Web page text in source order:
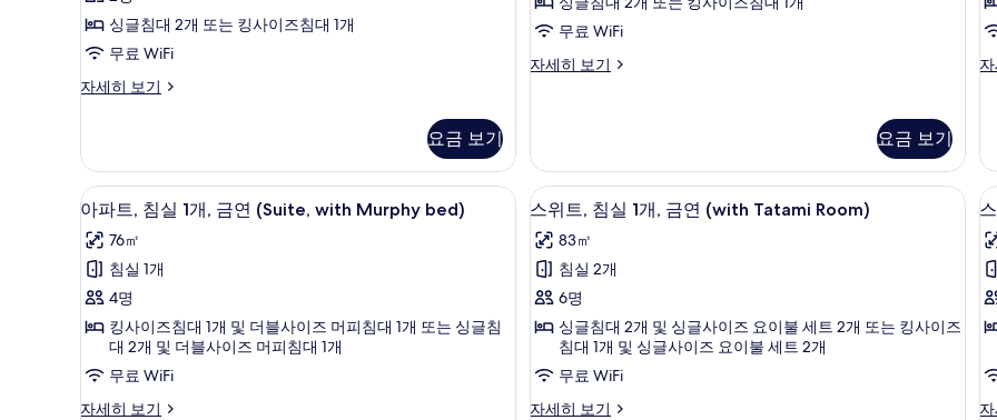
금
연
(Superior
Hotel
Lower
Ground)
사
진
모
두
보
싱글침대 2개 또는 킹사이즈침대 1개
무료 WiFi
자세히 보기
슈
룸,
금
연
(Superior
Hotel
Room,
Lower
Ground)
자
히
보
기
요금 보기
금
(Superior
사
진
모
두
보
기
무료 WiFi
자세히 보기
슈
금
연
(Superior
Hotel
Room)
자
세
히
보
요금 보기
보
스
연
자
세
히
보
기
아
파
트,
침
실
1
개,
금
아파트, 침실 1개, 금연 (Suite, with Murphy bed) | 전용 주방 | 전자레인지, 전기 주전자, 토스터, 조리 도구/접시/
7
아파트, 침실 1개, 금연 (Suite, with Murphy bed)
76㎡
침실 1개
4명
킹사이즈침대 1개 및 더블사이즈 머피침대 1개 또는 싱글침
대 2개 및 더블사이즈 머피침대 1개
무료 WiFi
자세히 보기
아
스
위
트,
침
실
1
개,
금
스위트, 침실 1개, 금연 (with Tatami
12
스위트, 침실 1개, 금연 (with Tatami Room)
83㎡
침실 2개
6명
싱글침대 2개 및 싱글사이즈 요이불 세트 2개 또는 킹사이즈
침대 1개 및 싱글사이즈 요이불 세트 2개
무료 WiFi
자세히 보기
스
스
실
1
스